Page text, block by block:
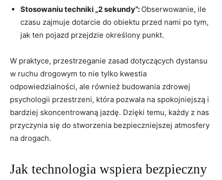
Stosowaniu techniki „2 sekundy”: Obserwowanie, ile
czasu zajmuje dotarcie do obiektu przed nami po tym,
jak ten pojazd przejdzie określony punkt.
W praktyce, przestrzeganie zasad dotyczących dystansu
w ruchu drogowym to nie tylko kwestia
odpowiedzialności, ale również budowania zdrowej
psychologii przestrzeni, która pozwala na spokojniejszą i
bardziej skoncentrowaną jazdę. Dzięki temu, każdy z nas
przyczynia się do stworzenia bezpieczniejszej atmosfery
na drogach.
Jak technologia wspiera bezpieczny